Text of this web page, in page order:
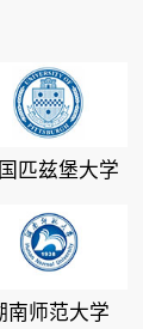
匹兹堡大学
南师范大学